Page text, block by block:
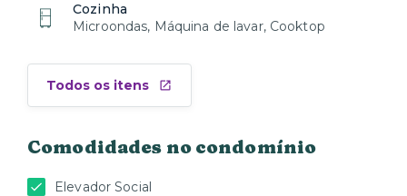
Cozinha
Microondas, Máquina de lavar, Cooktop
Todos os itens
Comodidades no condomínio
Elevador Social